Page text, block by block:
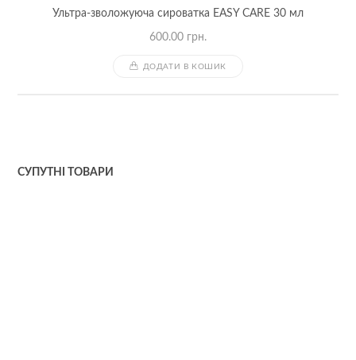
Ультра-зволожуюча сироватка EASY CARE 30 мл
600.00 грн.
ДОДАТИ В КОШИК
СУПУТНІ ТОВАРИ